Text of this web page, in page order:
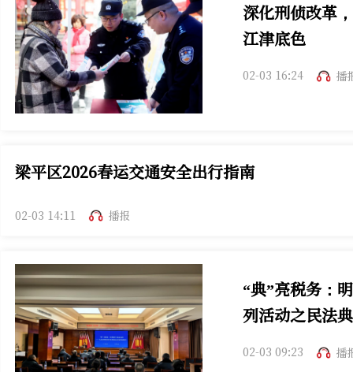
深化刑侦改革
江津底色
02-03 16:24 播
梁平区2026春运交通安全出行指南
02-03 14:11 播报
“典”亮税务：
列活动之民法
02-03 09:23 播